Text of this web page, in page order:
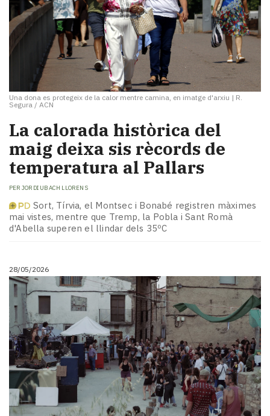
Una dona es protegeix de la calor mentre camina, en imatge d'arxiu | R.
Segura / ACN
La calorada històrica del
maig deixa sis rècords de
temperatura al Pallars
PER JORDI UBACH LLORENS
Sort, Tírvia, el Montsec i Bonabé registren màximes
mai vistes, mentre que Tremp, la Pobla i Sant Romà
d'Abella superen el llindar dels 35ºC
28/05/2026